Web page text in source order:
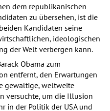
dem republikanischen
zu übersehen, ist die
Kandidaten seine
ideologischen
der Welt verbergen kann.
Obama zum
entfernt, den Erwartungen
gewaltige, weltweite
versuchte, um die Illusion
in der Politik der USAund